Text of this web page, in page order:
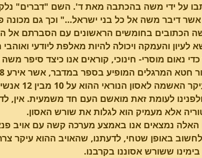
על ידי משה בהכתבה מאת ד'. השם "דברים"
דיבר משה אל כל בני ישראל..." וכך גם
הכתובים בחומשים הראשונים עם הסברתם אל
והעמקה ויכולה להיות מאלפת ליודעי
נאום מוסרי- חינוכי, קוראים אנו כיצד סיפר
הכתוב שם מטיל את
לעומת זאת מואשם העם חד משמעית. אין,
אלא מעמיק הוא לגלות את שורש האסון.
נמצאים אנו באמצע מערכה קשה עם אויב
באופן שטחי, לדעתנו, שהאויב ההוא עיקר
ששורש אסוננו בקרבנו.